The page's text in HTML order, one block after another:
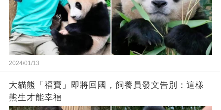
2024/01/13
大貓熊「福寶」即將回國，飼養員發文告別：這樣
熊生才能幸福